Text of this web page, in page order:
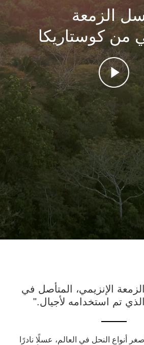
الزمعة
من كوستاريكا
ايقاف صوت الفيديوالوقت المتبقي
الإنزيمي، المتأصل في
تم استخدامه لأجيال."
أنواع النحل في العالم، عسلًا نادرًا